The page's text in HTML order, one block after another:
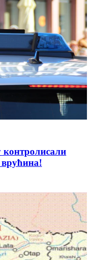
контролисали
врућина!